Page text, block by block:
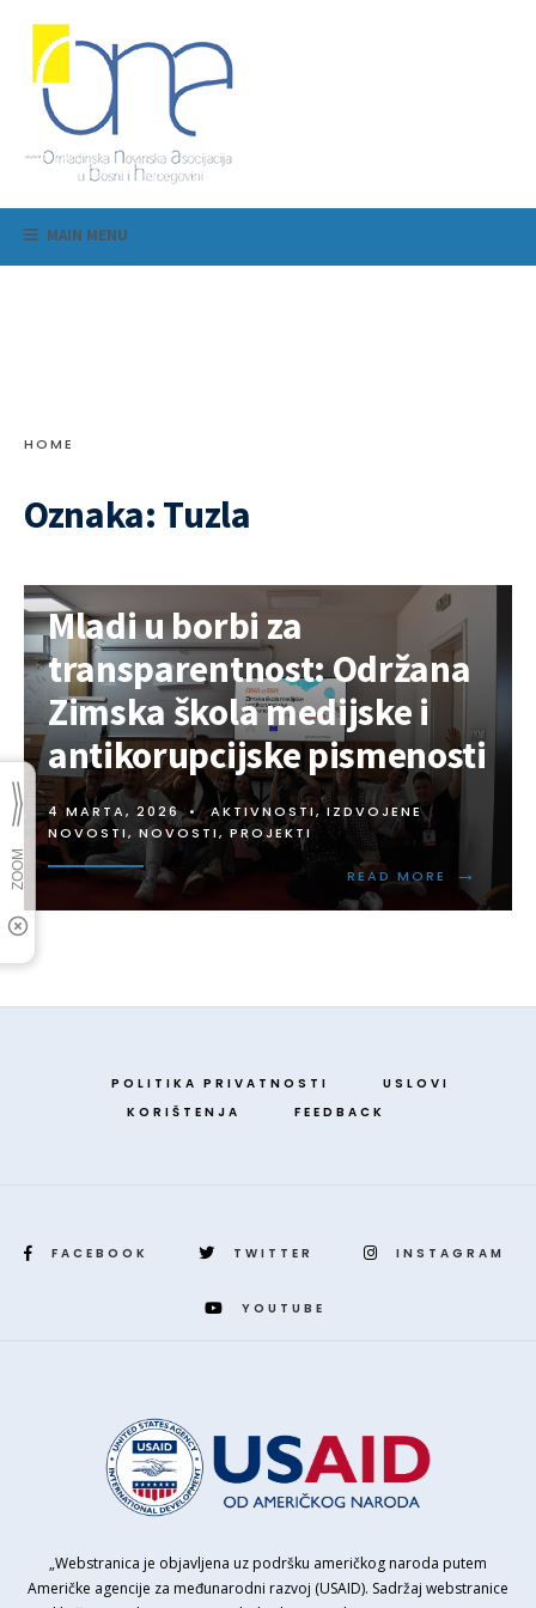
MAIN MENU
HOME
Oznaka: Tuzla
Mladi u borbi za
transparentnost: Održana
Zimska škola medijske i
antikorupcijske pismenosti
4 MARTA, 2026 • AKTIVNOSTI,IZDVOJENE
NOVOSTI, NOVOSTI, PROJEKTI
READ MORE →
POLITIKA PRIVATNOSTI
USLOVI
KORIŠTENJA
FEEDBACK
FACEBOOK TWITTER INSTAGRAM
YOUTUBE
„Webstranica je objavljena uz podršku američkog naroda putem
Američke agencije za međunarodni razvoj (USAID). Sadržaj webstranice